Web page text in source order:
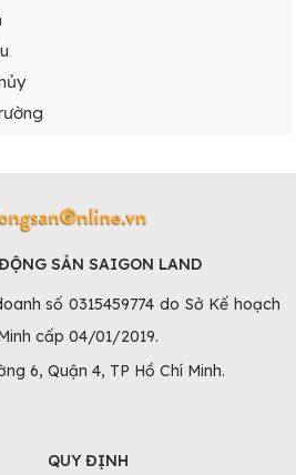
SẢN SAIGON LAND
số 0315459774 do Sở Kế hoạch
cấp 04/01/2019.
6, Quận 4, TP Hồ Chí Minh.
QUY ĐỊNH